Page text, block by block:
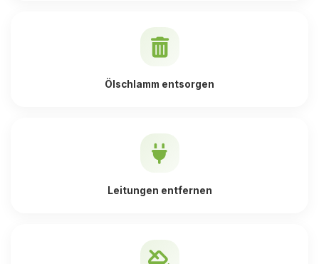
Ölschlamm entsorgen
Leitungen entfernen